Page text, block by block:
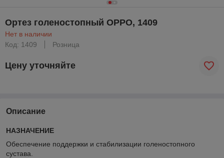
Ортез голеностопный OPPO, 1409
Нет в наличии
Код: 1409
Розница
Цену уточняйте
Описание
НАЗНАЧЕНИЕ
Обеспечение поддержки и стабилизации голеностопного
сустава.